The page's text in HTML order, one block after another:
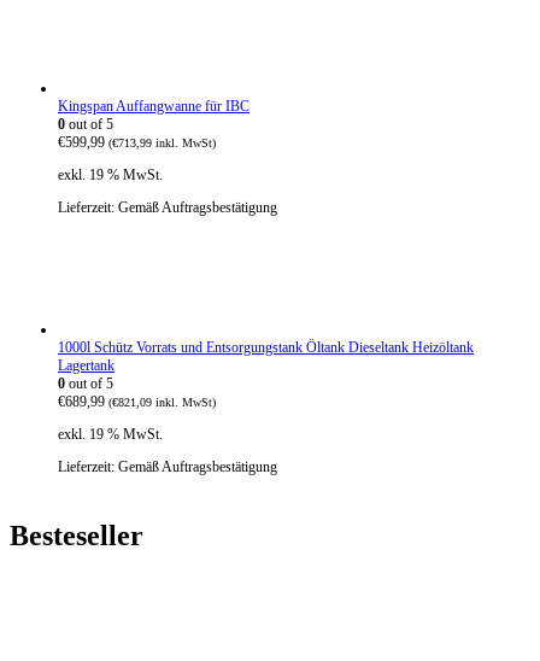
c
h
e
r
r
€
5
2
8
4
r
i
s
s
4
Kingspan Auffangwanne für IBC
0 out of 5
€599,99 (€713,99 inkl. MwSt)
exkl. 19 % MwSt.
Lieferzeit: Gemäß Auftragsbestätigung
1000l Schütz Vorrats und Entsorgungstank Öltank Dieseltank Heizöltank
Lagertank
0 out of 5
€689,99 (€821,09 inkl. MwSt)
exkl. 19 % MwSt.
Lieferzeit: Gemäß Auftragsbestätigung
Besteseller